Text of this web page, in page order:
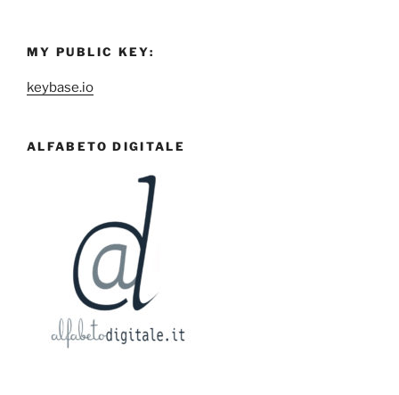
MY PUBLIC KEY:
keybase.io
ALFABETO DIGITALE